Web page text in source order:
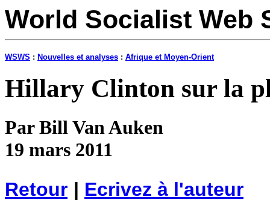
World Socialist Web
WSWS : Nouvelles et analyses : Afrique et Moyen-Orient
Hillary Clinton sur la
Par Bill Van Auken
19 mars 2011
Retour | Ecrivez à l'auteur